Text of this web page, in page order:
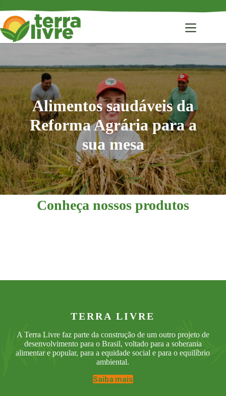
para
conteúdo
Alimentos saudáveis da
Reforma Agrária para a
sua mesa
Alimentos saudáveis da Reforma Agrária para a sua
mesa
Conheça nosso Armazém do Campo em
Porto Alegre!
Conheça nossos produtos
TERRA LIVRE
A Terra Livre faz parte da construção de um outro projeto de
desenvolvimento para o Brasil, voltado para a soberania
alimentar e popular, para a equidade social e para o equilíbrio
ambiental.
Saiba mais